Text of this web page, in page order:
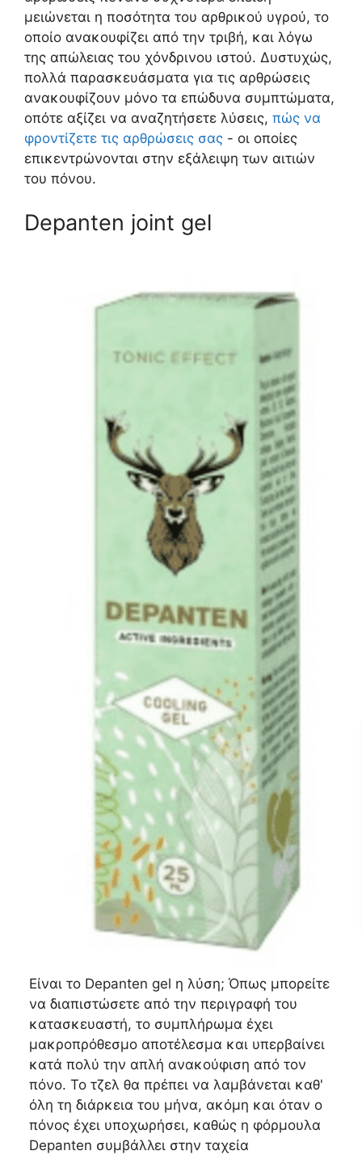
μειώνεται η ποσότητα του αρθρικού υγρού, το
οποίο ανακουφίζει από την τριβή, και λόγω
της απώλειας του χόνδρινου ιστού. Δυστυχώς,
πολλά παρασκευάσματα για τις αρθρώσεις
ανακουφίζουν μόνο τα επώδυνα συμπτώματα,
οπότε αξίζει να αναζητήσετε λύσεις, πώς να
φροντίζετε τις αρθρώσεις σας - οι οποίες
επικεντρώνονται στην εξάλειψη των αιτιών
του πόνου.
Depanten joint gel
Είναι το Depanten gel η λύση; Όπως μπορείτε
να διαπιστώσετε από την περιγραφή του
κατασκευαστή, το συμπλήρωμα έχει
μακροπρόθεσμο αποτέλεσμα και υπερβαίνει
κατά πολύ την απλή ανακούφιση από τον
πόνο. Το τζελ θα πρέπει να λαμβάνεται καθ'
όλη τη διάρκεια του μήνα, ακόμη και όταν ο
πόνος έχει υποχωρήσει, καθώς η φόρμουλα
Depanten συμβάλλει στην ταχεία